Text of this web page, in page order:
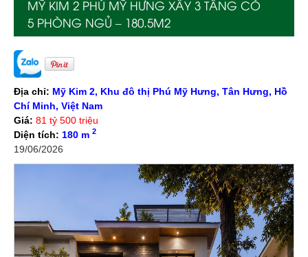
MỸ KIM 2 PHÚ MỸ HƯNG XÂY 3 TẦNG CÓ
5 PHÒNG NGỦ – 180.5M2
Địa chỉ: Mỹ Kim 2, Khu đô thị Phú Mỹ Hưng, Tân Hưng, Hồ
Chí Minh, Việt Nam
Giá: 81 tỷ 500 triệu
Diện tích: 180 m 2
19/06/2026